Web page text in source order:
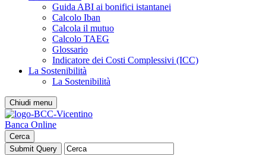
Guida ABI ai bonifici istantanei
Calcolo Iban
Calcola il mutuo
Calcolo TAEG
Glossario
Indicatore dei Costi Complessivi (ICC)
La Sostenibilità
La Sostenibilità
Chiudi menu
Banca Online
Cerca